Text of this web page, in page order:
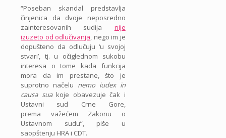
“Poseban skandal predstavlja
činjenica da dvoje neposredno
zainteresovanih sudija nije
izuzeto od odlučivanja, nego im je
dopušteno da odlučuju ‘u svojoj
stvari’, tj. u očiglednom sukobu
interesa o tome kada funkcija
mora da im prestane, što je
suprotno načelu nemo iudex in
causa suakoje obavezuje čak i
Ustavni sud Crne Gore,
prema važećem Zakonu o
Ustavnom sudu”, piše u
saopštenju HRA i CDT.